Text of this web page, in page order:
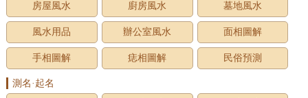
房屋風水 廚房風水 墓地風水
風水用品 辦公室風水 面相圖解
手相圖解 痣相圖解 民俗預測
測名·起名